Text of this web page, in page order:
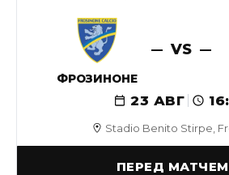
Stadio Benito Stirpe,
ФРОЗИНОНЕ
VS
23 АВГ
ПЕРЕД МАТЧЕМ